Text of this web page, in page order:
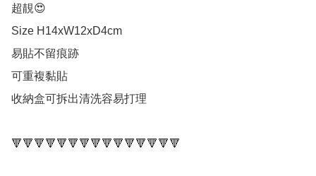
超靚😍
Size H14xW12xD4cm
易貼不留痕跡
可重複黏貼
收納盒可拆出清洗容易打理
🔻🔻🔻🔻🔻🔻🔻🔻🔻🔻🔻🔻🔻🔻🔻